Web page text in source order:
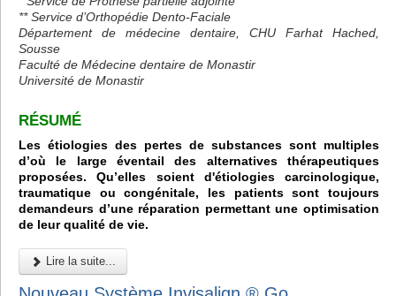
** Service d’Orthopédie Dento-Faciale
Département de médecine dentaire, CHU Farhat Hached,
Sousse
Faculté de Médecine dentaire de Monastir
Université de Monastir
RÉSUMÉ
Les étiologies des pertes de substances sont multiples
d’où le large éventail des alternatives thérapeutiques
proposées. Qu’elles soient d'étiologies carcinologique,
traumatique ou congénitale, les patients sont toujours
demandeurs d’une réparation permettant une optimisation
de leur qualité de vie.
Lire la suite...